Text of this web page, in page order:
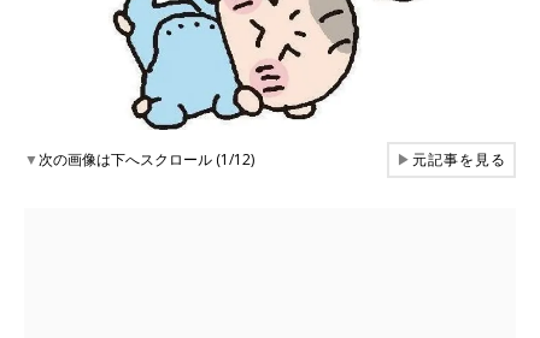
▼次の画像は下へスクロール (1/12) ▶元記事を見る